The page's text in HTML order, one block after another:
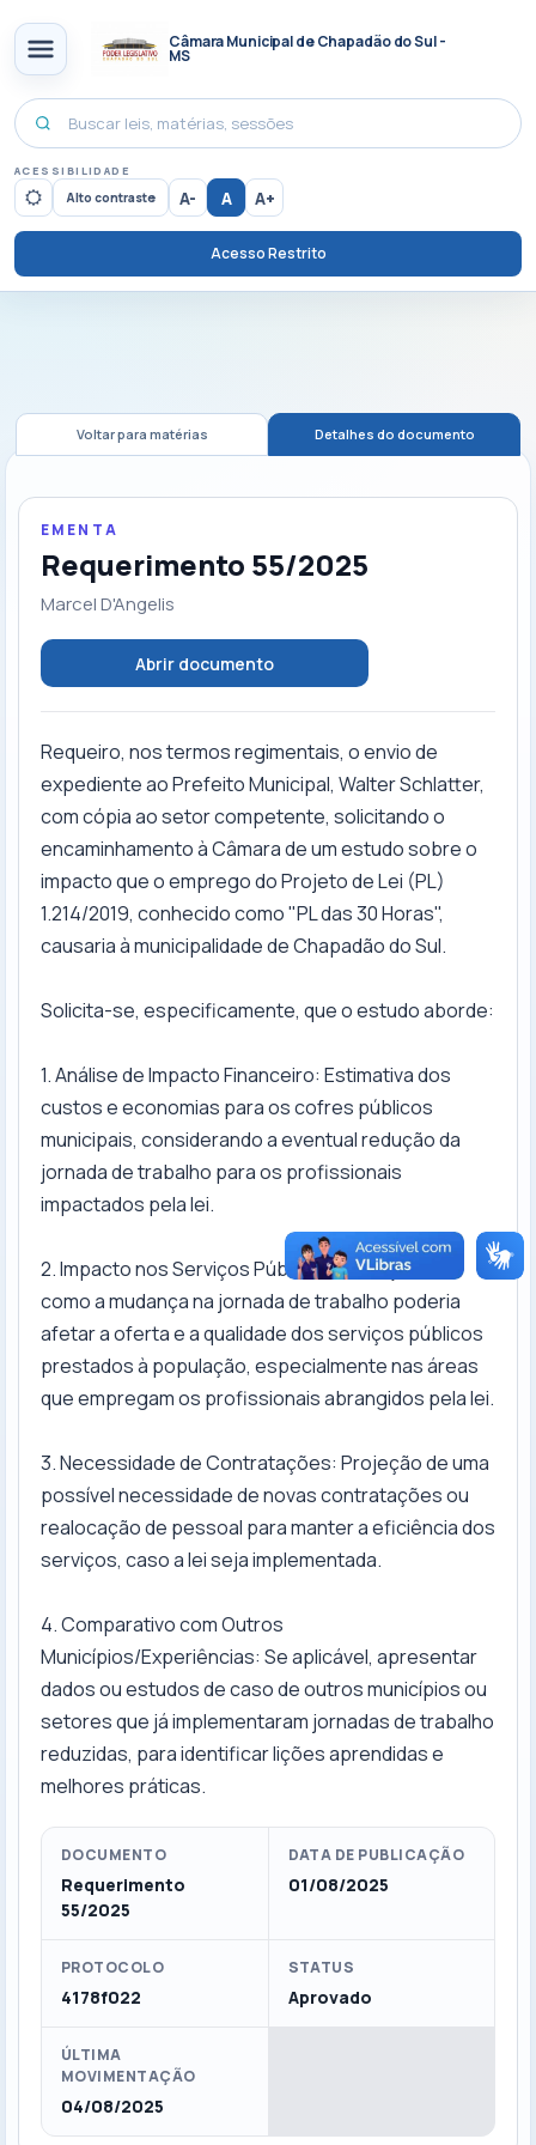
Câmara Municipal de Chapadão do Sul -
MS
ACESSIBILIDADE
Alto contraste A- A A+
Acesso Restrito
Voltar para matérias Detalhes do documento
EMENTA
Requerimento 55/2025
Marcel D'Angelis
Abrir documento
Requeiro, nos termos regimentais, o envio de
expediente ao Prefeito Municipal, Walter Schlatter,
com cópia ao setor competente, solicitando o
encaminhamento à Câmara de um estudo sobre o
impacto que o emprego do Projeto de Lei (PL)
1.214/2019, conhecido como "PL das 30 Horas",
causaria à municipalidade de Chapadão do Sul.
Solicita-se, especificamente, que o estudo aborde:
1. Análise de Impacto Financeiro: Estimativa dos
custos e economias para os cofres públicos
municipais, considerando a eventual redução da
jornada de trabalho para os profissionais
impactados pela lei.
2. Impacto nos Serviços Públicos: Avaliação de
como a mudança na jornada de trabalho poderia
afetar a oferta e a qualidade dos serviços públicos
prestados à população, especialmente nas áreas
que empregam os profissionais abrangidos pela lei.
3. Necessidade de Contratações: Projeção de uma
possível necessidade de novas contratações ou
realocação de pessoal para manter a eficiência dos
serviços, caso a lei seja implementada.
4. Comparativo com Outros
Municípios/Experiências: Se aplicável, apresentar
dados ou estudos de caso de outros municípios ou
setores que já implementaram jornadas de trabalho
reduzidas, para identificar lições aprendidas e
melhores práticas.
DOCUMENTO
Requerimento
55/2025
DATA DE PUBLICAÇÃO
01/08/2025
PROTOCOLO
4178f022
STATUS
Aprovado
ÚLTIMA
MOVIMENTAÇÃO
04/08/2025